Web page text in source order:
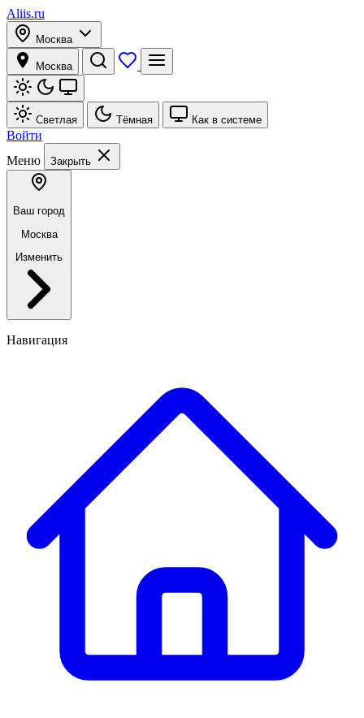
Aliis.ru
Москва
Москва
Светлая Тёмная Как в системе
Войти
Меню
Закрыть
Ваш город
Москва
Изменить
Навигация